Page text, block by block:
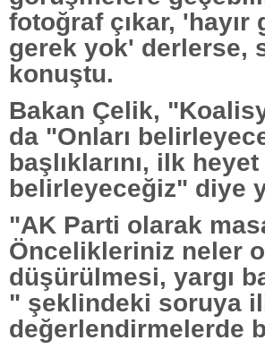
fotoğraf çıkar,
gerek yok' derlerse,
konuştu.
Bakan Çelik,
da "Onları
başlıklarını, ilk
belirleyeceğiz" diye
"AK Parti olarak
Öncelikleriniz neler
düşürülmesi, yargı
" şeklindeki soruya
değerlendirmelerde